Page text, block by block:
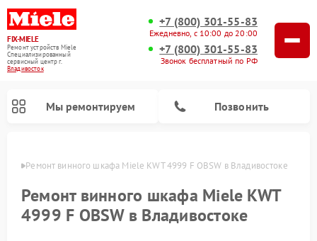
FIX-MIELE
Ремонт устройств Miele
Специализированный
cервисный центр г.
Владивосток
+7 (800) 301-55-83
Ежедневно, с 10:00 до 20:00
+7 (800) 301-55-83
Звонок бесплатный по РФ
Мы ремонтируем Позвонить
Ремонт винного шкафа Miele KWT 4999 F OBSW в Владивостоке
Ремонт винного шкафа Miele KWT
4999 F OBSW в Владивостоке